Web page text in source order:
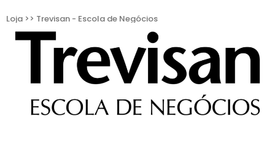
Loja >> Trevisan - Escola de Negócios